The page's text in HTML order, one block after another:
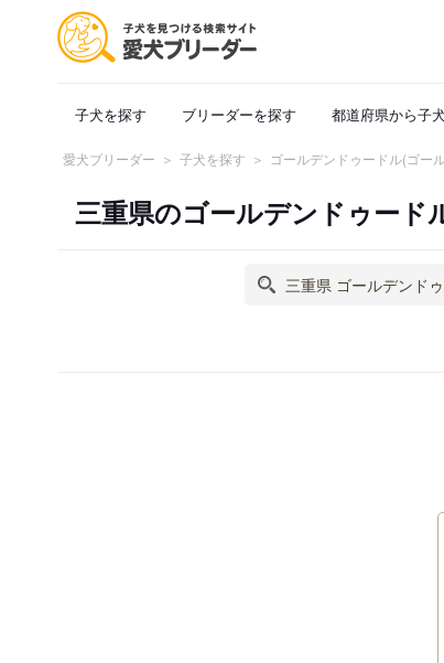
子犬を探す ブリーダーを探す 都道府県から子
愛犬ブリーダー 子犬を探す ゴールデンドゥードル(ゴー
三重県のゴールデンドゥード